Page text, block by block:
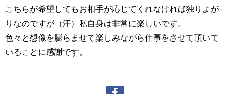
こちらが希望してもお相手が応じてくれなければ独りよが
りなのですが（汗）私自身は非常に楽しいです。
色々と想像を膨らませて楽しみながら仕事をさせて頂いて
いることに感謝です。